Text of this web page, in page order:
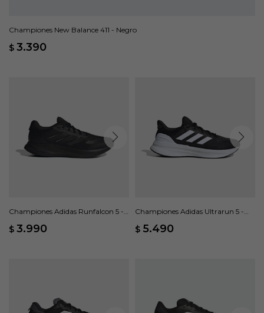
Championes New Balance 411 - Negro
$ 3.390
Championes Adidas Runfalcon 5 -
$ 3.990
Championes Adidas Ultrarun 5 -
$ 5.490